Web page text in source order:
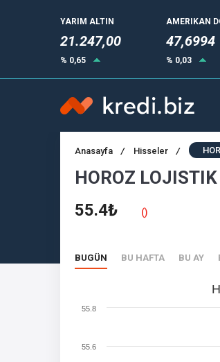
YARIM ALTIN
21.247,00
% 0,65
AMERIKAN
47,6994
% 0,03
Anasayfa / Hisseler /
HOROZ
55.4₺ ()
BUGÜN BU HAFTA BU AY
55.6
55.8